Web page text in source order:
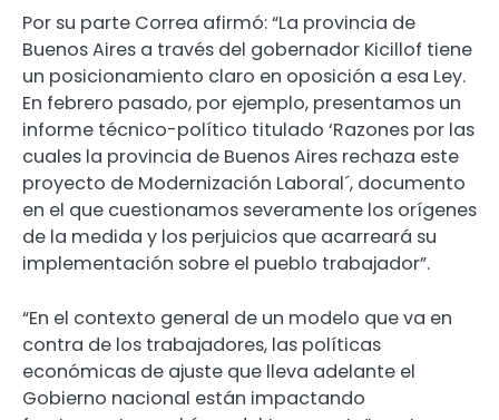
Por su parte Correa afirmó: “La provincia de
Buenos Aires a través del gobernador Kicillof tiene
un posicionamiento claro en oposición a esa Ley.
En febrero pasado, por ejemplo, presentamos un
informe técnico-político titulado ‘Razones por las
cuales la provincia de Buenos Aires rechaza este
proyecto de Modernización Laboral´, documento
en el que cuestionamos severamente los orígenes
de la medida y los perjuicios que acarreará su
implementación sobre el pueblo trabajador”.
“En el contexto general de un modelo que va en
contra de los trabajadores, las políticas
económicas de ajuste que lleva adelante el
Gobierno nacional están impactando